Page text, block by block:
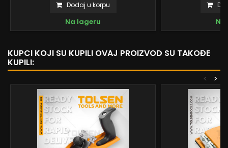
Dodaj u korpu
Na lageru
KUPCI KOJI SU KUPILI OVAJ PROIZVOD SU TAKOĐE
KUPILI:
>
<